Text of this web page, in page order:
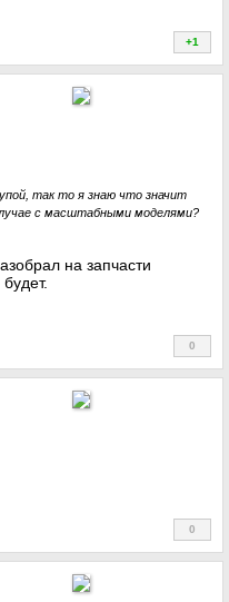
+1
+1
так то я знаю что значит
с масштабными моделями?
на запчасти
0
+0
0
+0